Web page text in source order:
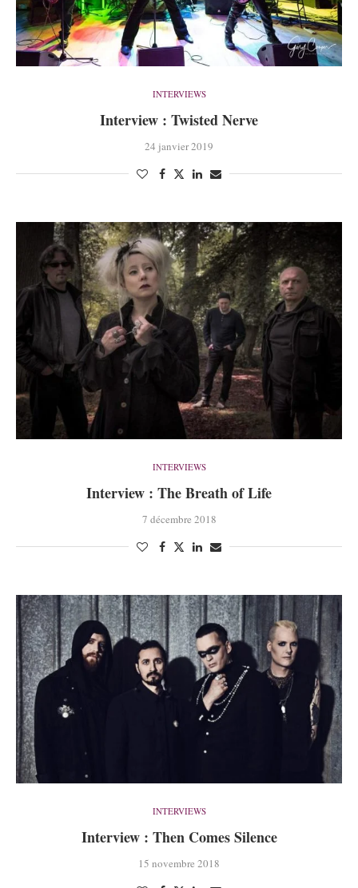
INTERVIEWS
Interview : Twisted Nerve
24 janvier 2019
INTERVIEWS
Interview : The Breath of Life
7 décembre 2018
INTERVIEWS
Interview : Then Comes Silence
15 novembre 2018